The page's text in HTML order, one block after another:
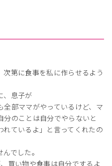
第に食事を私に作らせるよう
、息子が
全部ママがやっているけど、マ
のことは自分でやらないと
ているよ」と言ってくれたの
でした。
買い物や食事は自分でするよ